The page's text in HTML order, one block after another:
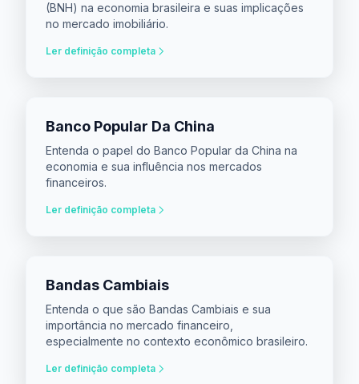
(BNH) na economia brasileira e suas implicações
no mercado imobiliário.
Ler definição completa
Banco Popular Da China
Entenda o papel do Banco Popular da China na
economia e sua influência nos mercados
financeiros.
Ler definição completa
Bandas Cambiais
Entenda o que são Bandas Cambiais e sua
importância no mercado financeiro,
especialmente no contexto econômico brasileiro.
Ler definição completa